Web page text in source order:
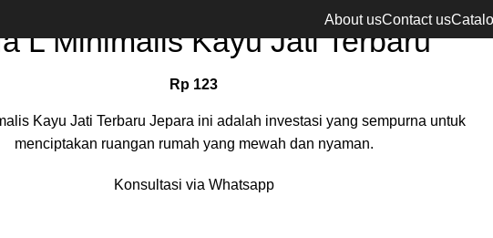
About usContact us
L Minimalis Kayu Jati Terbaru
Rp 123
Kayu Jati Terbaru Jepara ini adalah investasi yang sempurna untuk
menciptakan ruangan rumah yang mewah dan nyaman.
Konsultasi via Whatsapp